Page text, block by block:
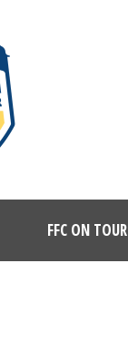
FFC ON TOUR